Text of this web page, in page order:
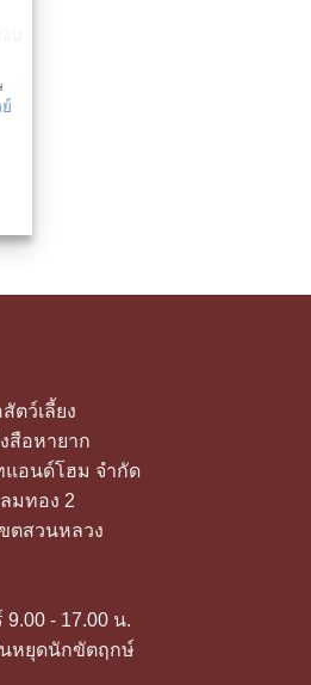
ตว์เลี้ยง
สือหายาก
อนด์โฮม จำกัด
มทอง 2
ตสวนหลวง
- 17.00 น.
นหยุดนักขัตฤกษ์